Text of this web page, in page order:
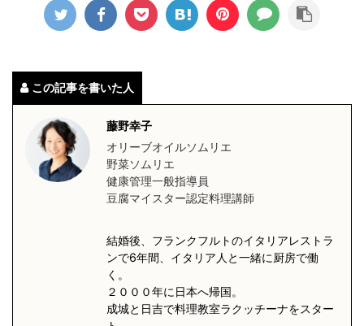
この記事を書いた人
藤野幸子
オリーブオイルソムリエ
野菜ソムリエ
健康管理一般指導員
豆腐マイスター認定料理講師
結婚後、フランクフルトのイタリアレストラ
ンで6年間、イタリア人と一緒に厨房で働
く。
２０００年に日本へ帰国。
成城と日吉で料理教室ラクッチーナをスター